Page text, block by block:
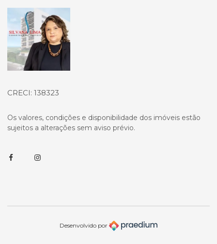
Página inicial
CRECI: 138323
Os valores, condições e disponibilidade dos imóveis estão
sujeitos a alterações sem aviso prévio.
FacebookInstagram
Desenvolvido por